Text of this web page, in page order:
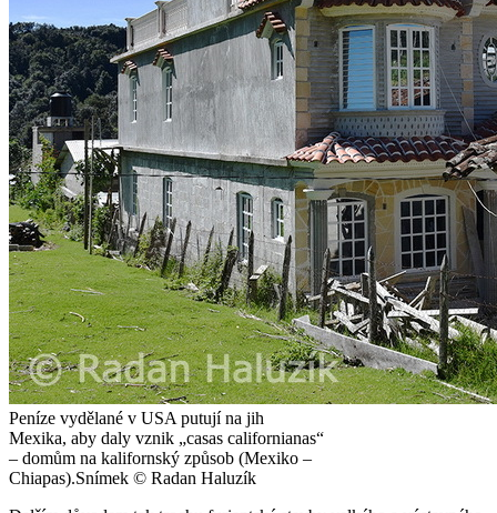
Peníze vydělané v USA putují na jih
Mexika, aby daly vznik „casas californianas“
– domům na kalifornský způsob (Mexiko –
Chiapas).Snímek © Radan Haluzík